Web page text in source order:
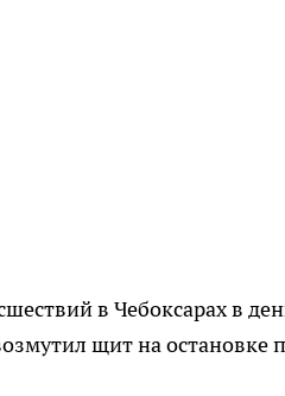
в Чебоксарах в
щит на остановке